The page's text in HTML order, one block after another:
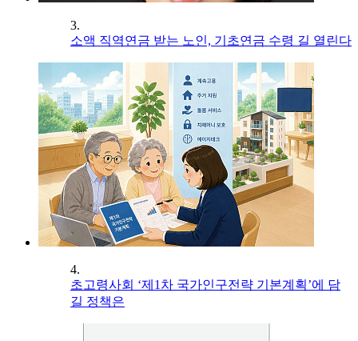
3.
소액 직역연금 받는 노인, 기초연금 수령 길 열린다
4.
초고령사회 ‘제1차 국가인구전략 기본계획’에 담
길 정책은